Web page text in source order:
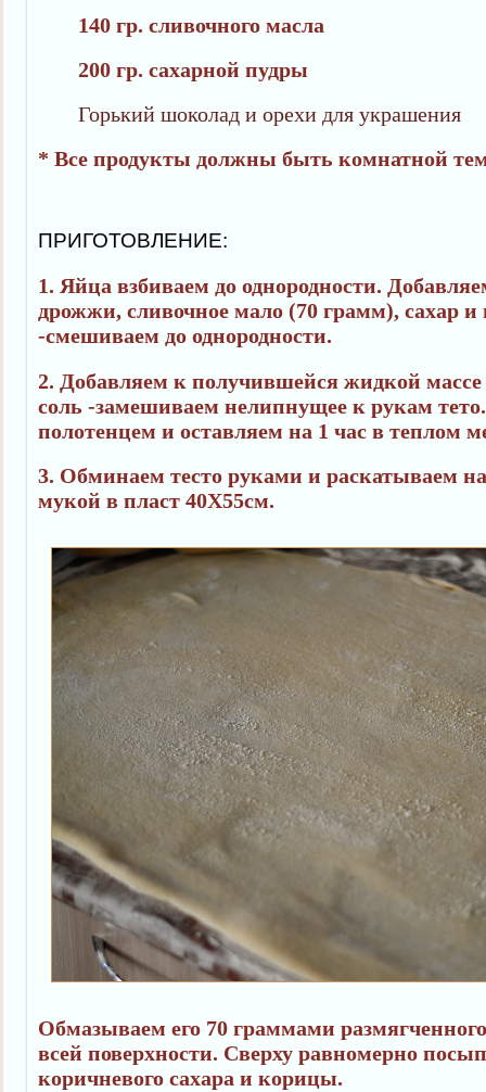
140 гр. сливочного масла
200 гр. сахарной пудры
Горький шоколад и орехи для украшения
* Все продукты должны быть комнатной
ПРИГОТОВЛЕНИЕ:
1. Яйца взбиваем до однородности.
дрожжи, сливочное мало (70 грамм), сахар
-смешиваем до однородности.
2. Добавляем к получившейся жидкой
соль -замешиваем нелипнущее к рукам
полотенцем и оставляем на 1 час в теплом
3. Обминаем тесто руками и раскатываем
мукой в пласт 40Х55см.
Обмазываем его 70 граммами
всей поверхности. Сверху равномерно
коричневого сахара и корицы.